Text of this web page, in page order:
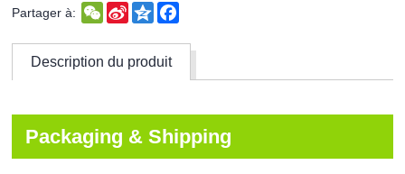
Partager à: WeChat
Sina
Weibo
Qzone
Description du produit
Packaging & Shipping